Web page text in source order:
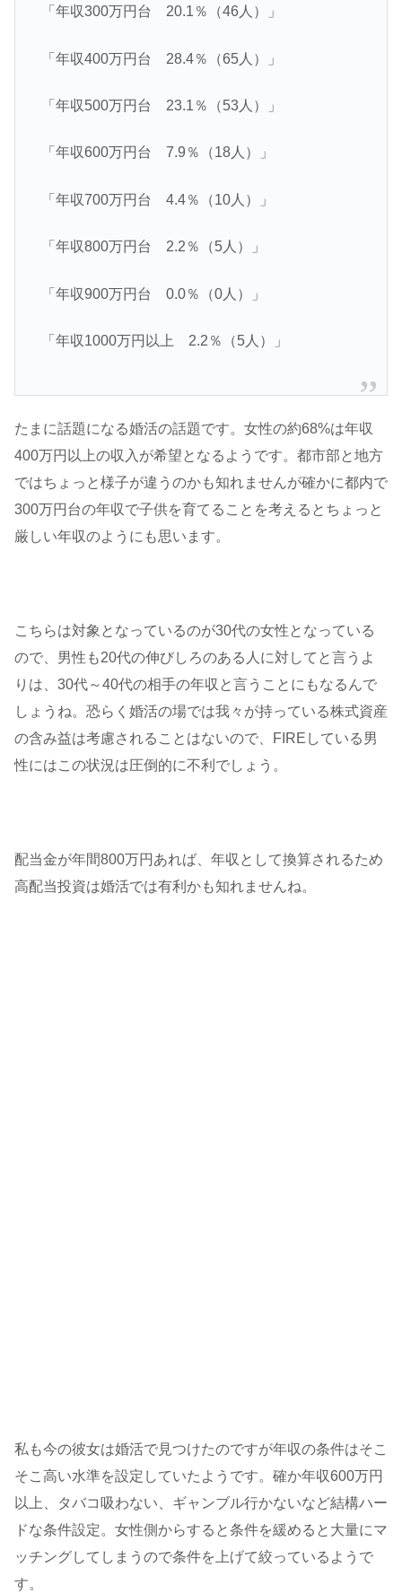
「年収300万円台 20.1％（46人）」
「年収400万円台 28.4％（65人）」
「年収500万円台 23.1％（53人）」
「年収600万円台 7.9％（18人）」
「年収700万円台 4.4％（10人）」
「年収800万円台 2.2％（5人）」
「年収900万円台 0.0％（0人）」
「年収1000万円以上 2.2％（5人）」
たまに話題になる婚活の話題です。女性の約68%は年収
400万円以上の収入が希望となるようです。都市部と地方
ではちょっと様子が違うのかも知れませんが確かに都内で
300万円台の年収で子供を育てることを考えるとちょっと
厳しい年収のようにも思います。
こちらは対象となっているのが30代の女性となっている
ので、男性も20代の伸びしろのある人に対してと言うよ
りは、30代～40代の相手の年収と言うことにもなるんで
しょうね。恐らく婚活の場では我々が持っている株式資産
の含み益は考慮されることはないので、FIREしている男
性にはこの状況は圧倒的に不利でしょう。
配当金が年間800万円あれば、年収として換算されるため
高配当投資は婚活では有利かも知れませんね。
私も今の彼女は婚活で見つけたのですが年収の条件はそこ
そこ高い水準を設定していたようです。確か年収600万円
以上、タバコ吸わない、ギャンブル行かないなど結構ハー
ドな条件設定。女性側からすると条件を緩めると大量にマ
ッチングしてしまうので条件を上げて絞っているようで
す。